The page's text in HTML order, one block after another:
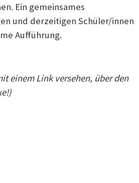
Ein gemeinsames
und derzeitigen Schüler/innen
Aufführung.
einem Link versehen, über den